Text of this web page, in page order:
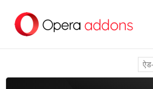
सामग्री